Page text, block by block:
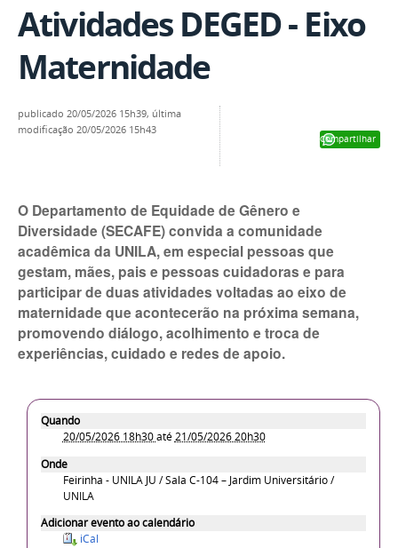
Atividades DEGED - Eixo
Maternidade
Compartilhar
publicado 20/05/2026 15h39, última
modificação 20/05/2026 15h43
O Departamento de Equidade de Gênero e
Diversidade (SECAFE) convida a comunidade
acadêmica da UNILA, em especial pessoas que
gestam, mães, pais e pessoas cuidadoras e para
participar de duas atividades voltadas ao eixo de
maternidade que acontecerão na próxima semana,
promovendo diálogo, acolhimento e troca de
experiências, cuidado e redes de apoio.
Quando
20/05/2026 18h30até21/05/2026 20h30
Onde
Feirinha - UNILA JU / Sala C-104 – Jardim Universitário /
UNILA
Adicionar evento ao calendário
iCal